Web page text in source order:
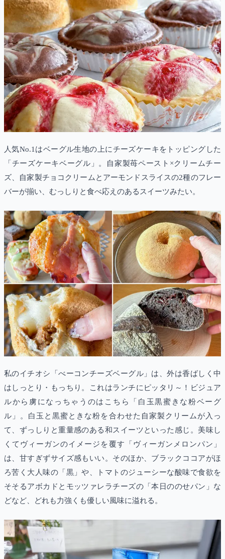
人気No.1はベーグル生地の上にチーズケーキをトッピングした
「チーズケーキベーグル」。自家製苺ペースト×クリームチー
ズ、自家製チョコクリームとアーモンドスライスの2種のフレー
バーが揃い、むっしりと食べ応えのあるスイーツみたい。
私のイチオシ「べーコンチーズベーグル」は、外は香ばしく中
はしっとり・もっちり。これはランチにピッタリ～！ビジュア
ルから虜になっちゃうのはこちら「白玉黒蜜きな粉ベーグ
ル」。白玉と黒蜜ときな粉を合わせた自家製クリームが入っ
て、ずっしりと重量感のある和スイーツといった感じ。美味し
くてヴィーガンのイメージを覆す「ヴィーガンメロンパン」
は、甘すぎずサイズ感もいい。そのほか、ブラックココアがほ
ろ苦く大人味の「黒」や、トマトのジューシーな酸味で食欲を
そそるアボカドとモッツァレラチーズの「本日ののせパン」な
どなど、どれも力強くも優しい風味に溢れる。